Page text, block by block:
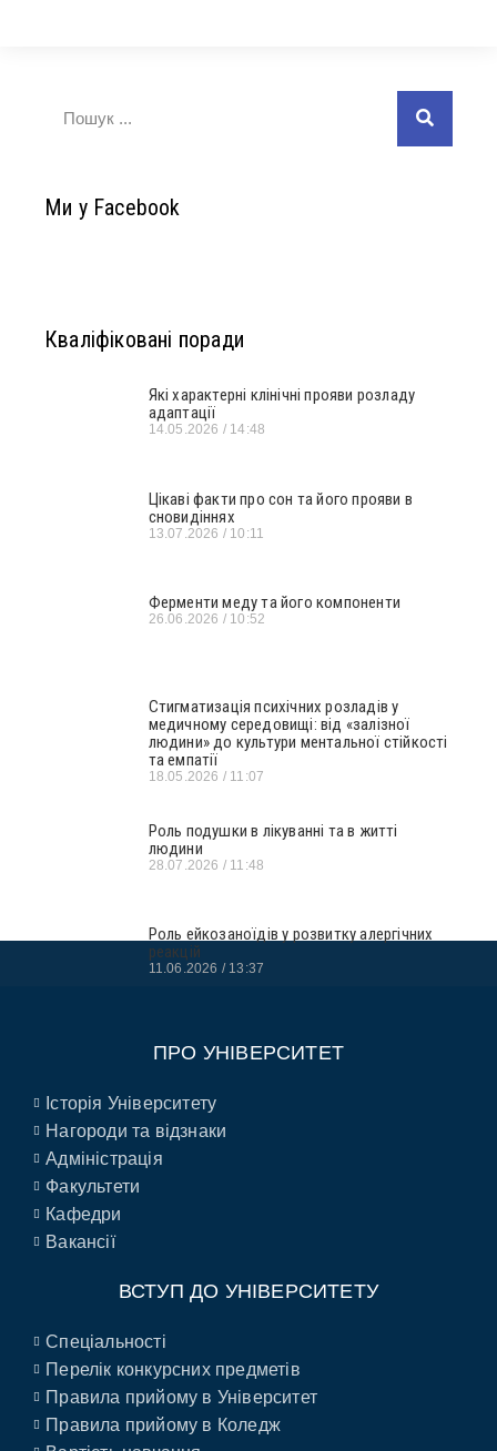
Ми у Facebook
Кваліфіковані поради
Які характерні клінічні прояви розладу
адаптації
14.05.2026 14:48
Цікаві факти про сон та його прояви в
сновидіннях
13.07.2026 10:11
Ферменти меду та його компоненти
26.06.2026 10:52
Стигматизація психічних розладів у
медичному середовищі: від «залізної
людини» до культури ментальної стійкості
та емпатії
18.05.2026 11:07
Роль подушки в лікуванні та в житті
людини
28.07.2026 11:48
Роль ейкозаноїдів у розвитку алергічних
реакцій
11.06.2026 13:37
ПРО УНІВЕРСИТЕТ
Історія Університету
Нагороди та відзнаки
Адміністрація
Факультети
Кафедри
Вакансії
ВСТУП ДО УНІВЕРСИТЕТУ
Спеціальності
Перелік конкурсних предметів
Правила прийому в Університет
Правила прийому в Коледж